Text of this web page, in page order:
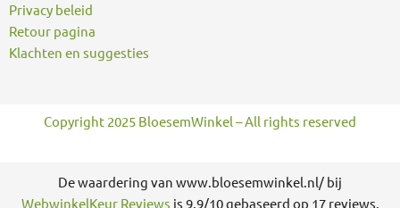
Privacy beleid
Retour pagina
Klachten en suggesties
Copyright 2025 BloesemWinkel – All rights reserved
De waardering van www.bloesemwinkel.nl/ bij
WebwinkelKeur Reviews is 9.9/10 gebaseerd op 17 reviews.